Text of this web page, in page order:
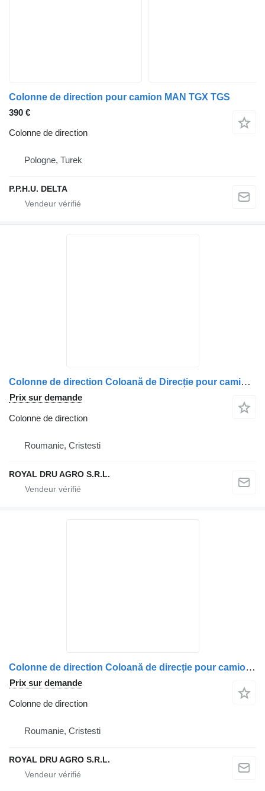
Colonne de direction pour camion MAN TGX TGS
390 €
Colonne de direction
Pologne, Turek
P.P.H.U. DELTA
Colonne de direction Coloană de Direcție pour camion MAN – Referințe Multiple (8146113-6236, 8146113-6235, 8146113-6232, 8146113-6231, 8146113-6154, 8146113-6113)
Prix sur demande
Colonne de direction
Roumanie, Cristesti
ROYAL DRU AGRO S.R.L.
Colonne de direction Coloană de direcție pour camion MAN 8146113/6236 81461136236 8146113/6235 81461136235 8146113/6232 81461136232 8146113/6231 81461136231 8146113/6154 81461136154 8146113/6113 16
Prix sur demande
Colonne de direction
Roumanie, Cristesti
ROYAL DRU AGRO S.R.L.